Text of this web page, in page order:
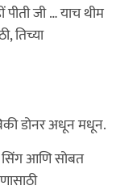
पीती जी … याच थीम
तिच्या
डोनर अधून मधून.
सिंग आणि सोबत